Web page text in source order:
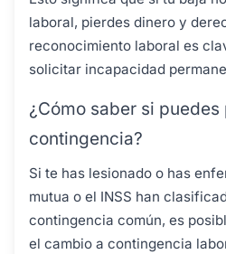
laboral, pierdes dinero y
reconocimiento laboral es
solicitar incapacidad
¿Cómo saber si
contingencia?
Si te has lesionado o has
mutua o el INSS han
contingencia común, es
el cambio a contingencia